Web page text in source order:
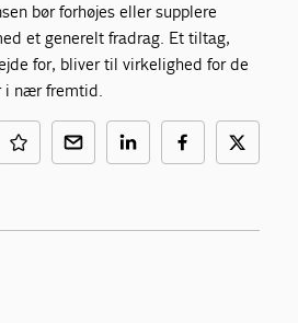
bør forhøjes eller supplere
et generelt fradrag. Et tiltag,
for, bliver til virkelighed for de
i nær fremtid.